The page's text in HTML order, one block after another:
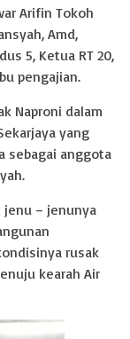
Arifin Tokoh
Amd,
5, Ketua RT 20,
pengajian.
Naproni dalam
yang
sebagai anggota
jenu – jenunya
rusak
kearah Air